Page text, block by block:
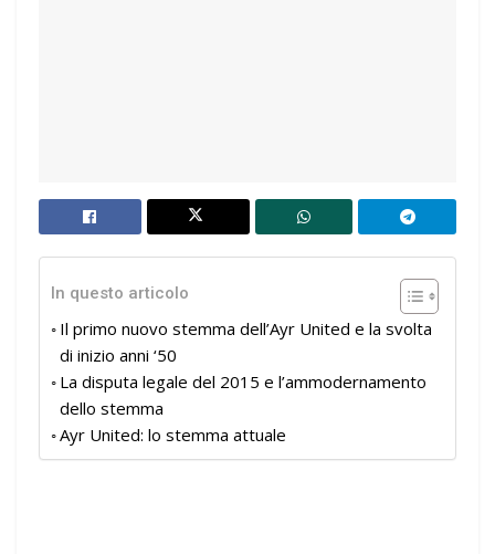
In questo articolo
Il primo nuovo stemma dell’Ayr United e la svolta
di inizio anni ‘50
La disputa legale del 2015 e l’ammodernamento
dello stemma
Ayr United: lo stemma attuale